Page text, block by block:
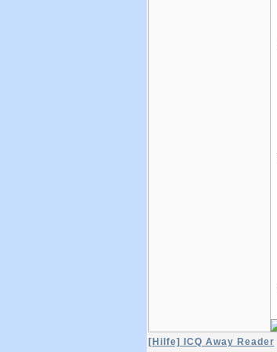
[Hilfe] ICQ Away Reader